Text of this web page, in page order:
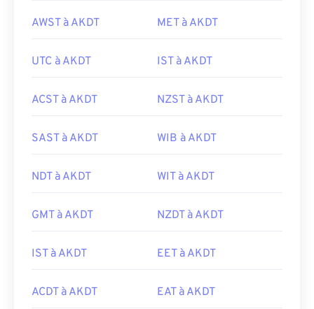
AWST à AKDT MET à AKDT
UTC à AKDT IST à AKDT
ACST à AKDT NZST à AKDT
SAST à AKDT WIB à AKDT
NDT à AKDT WIT à AKDT
GMT à AKDT NZDT à AKDT
IST à AKDT EET à AKDT
ACDT à AKDT EAT à AKDT